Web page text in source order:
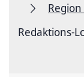
Redaktions-